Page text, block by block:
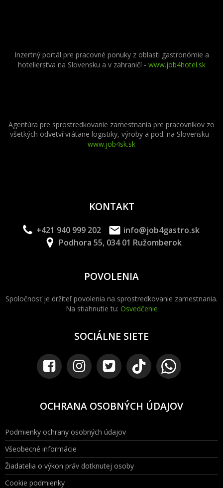
Inzertný portál pre pracovné ponuky z oblasti gastronómie a
hotelierstva na Slovensku a v zahraničí - www.job4hotel.sk
Agentúra pre sprostredkovanie zamestnania pre pracovníkov zo
všetkých odvetví vrátane logistiky, výroby a pod. na Slovensku -
www.job4sk.sk
KONTAKT
+421 940 999 202
info@job4gastro.sk
Podhora 55, 034 01 Ružomberok
POVOLENIA
Spoločnosť je držiteľ povolenia na sprostredkovanie zamestnania.
Na stiahnutie tu: Osvedčenie
SOCIÁLNE SIETE
OCHRANA OSOBNÝCH ÚDAJOV
Podmienky ochrany osobných údajov
Všeobecné informácie
Žiadatelia o výkon práv dotknutej osoby
Cookie podmienky